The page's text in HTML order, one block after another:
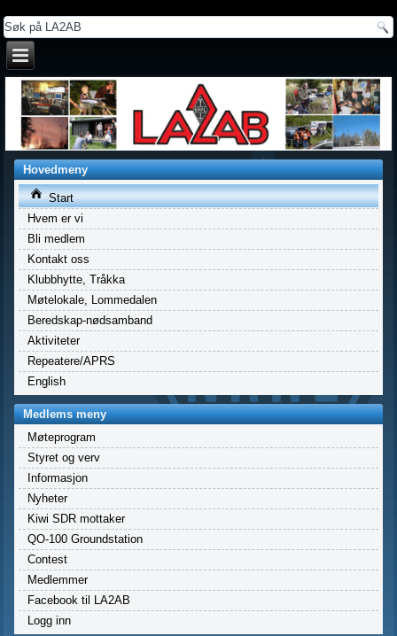
Hovedmeny
Start
Hvem er vi
Bli medlem
Kontakt oss
Klubbhytte, Tråkka
Møtelokale, Lommedalen
Beredskap-nødsamband
Aktiviteter
Repeatere/APRS
English
Medlems meny
Møteprogram
Styret og verv
Informasjon
Nyheter
Kiwi SDR mottaker
QO-100 Groundstation
Contest
Medlemmer
Facebook til LA2AB
Logg inn